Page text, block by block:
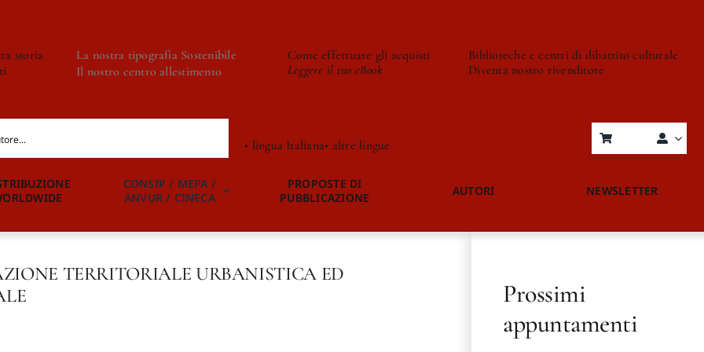
storia
La nostra tipografia Sostenibile
Il nostro centro allestimento
Come effettuare gli acquisti
Leggere il tuo eBook
Biblioteche e centri di dibattito culturale
Diventa nostro rivenditore
• lingua Italiana• altre lingue
CONSIP / MEPA /
ANVUR / CINECA
PROPOSTE DI
PUBBLICAZIONE
AUTORI NEWSLETTER
TERRITORIALE URBANISTICA ED
Prossimi
appuntamenti